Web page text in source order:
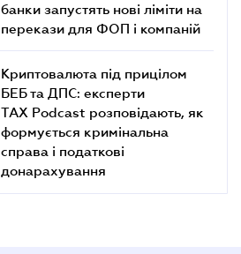
банки запустять нові ліміти на
перекази для ФОП і компаній
Криптовалюта під прицілом
БЕБ та ДПС: експерти
TAX Podcast розповідають, як
формується кримінальна
справа і податкові
донарахування